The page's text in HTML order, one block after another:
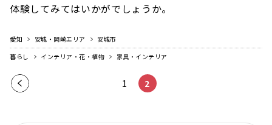
体験してみてはいかがでしょうか。
愛知 安城・岡崎エリア
安城市
暮らし
インテリア・花・植物 家具・インテリア
前の
1 2